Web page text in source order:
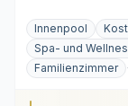
Innenpool
Spa- und
Familienzimmer